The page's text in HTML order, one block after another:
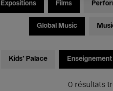
Expositions Films
Global Music
Kids’ Palace Enseignement
0 résultats